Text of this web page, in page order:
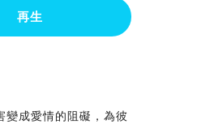
再生
成愛情的阻礙，為彼